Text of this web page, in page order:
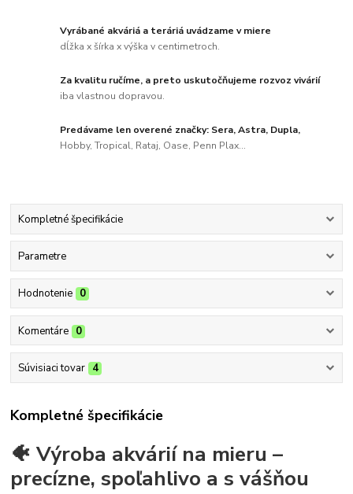
Vyrábané akváriá a teráriá uvádzame v miere
dĺžka x šírka x výška v centimetroch.
Za kvalitu ručíme, a preto uskutočňujeme rozvoz vivárií
iba vlastnou dopravou.
Predávame len overené značky: Sera, Astra, Dupla,
Hobby, Tropical, Rataj, Oase, Penn Plax...
Kompletné špecifikácie
Parametre
Hodnotenie 0
Komentáre 0
Súvisiaci tovar 4
Kompletné špecifikácie
🐠 Výroba akvárií na mieru –
precízne, spoľahlivo a s vášňou